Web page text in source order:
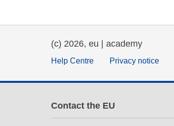
(c) 2026, eu | academy
Help Centre Privacy notice
Contact the EU